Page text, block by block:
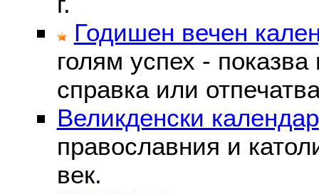
Годишен вечен
голям успех -
справка или
Великденски календар
православния и
век.